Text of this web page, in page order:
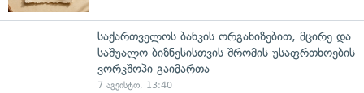
საქართველოს ბანკის ორგანიზებით, მცირე და
საშუალო ბიზნესისთვის შრომის უსაფრთხოების
ვორკშოპი გაიმართა
7 აგვისტო, 13:40